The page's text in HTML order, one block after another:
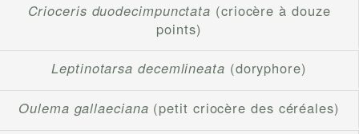
Crioceris duodecimpunctata (criocère à douze
points)
Leptinotarsa decemlineata (doryphore)
Oulema gallaeciana (petit criocère des céréales)